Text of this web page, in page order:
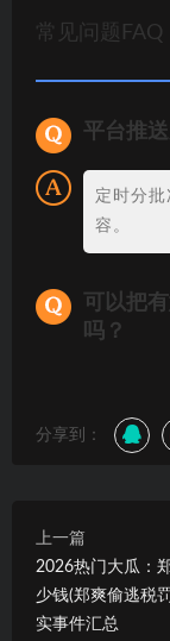
常见问题FAQ
平台推
定时分
容。
可以把
吗？
分享到：
上一篇
2026热门大瓜：
少钱(郑爽偷逃税
实事件汇总